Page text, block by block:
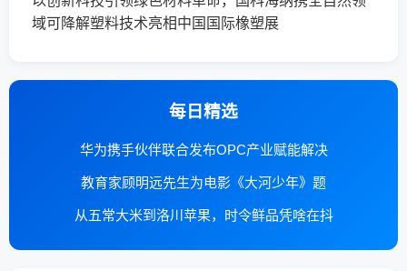
域可降解塑料技术亮相中国国际橡塑展
每日精选
华为携手伙伴联合发布OPC产业赋能解决
教育家顾明远先生为电影《大河少年》题
从五常大米到洛川苹果，时令鲜品凭啥在抖